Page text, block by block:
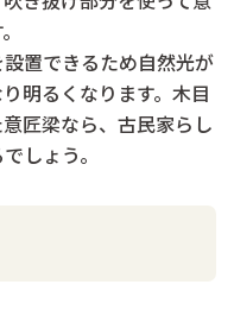
置できるため自然光が
明るくなります。木目
匠梁なら、古民家らし
しょう。